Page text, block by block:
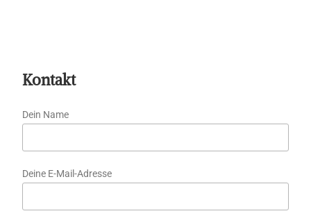
Kontakt
Dein Name
Deine E-Mail-Adresse